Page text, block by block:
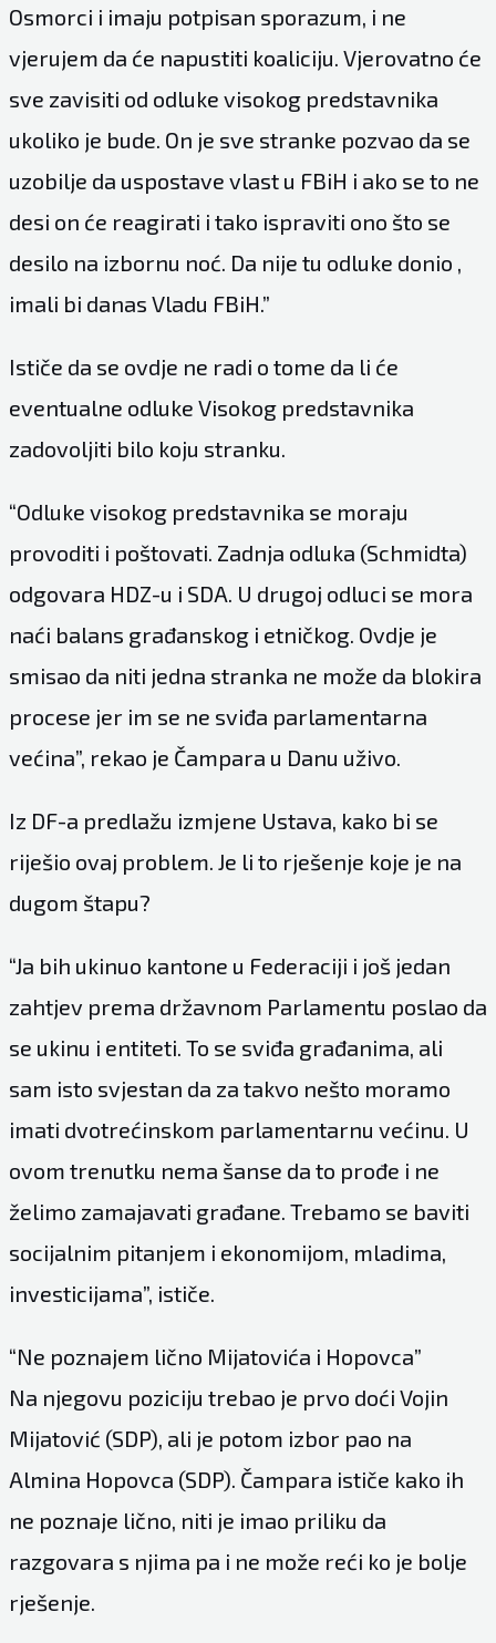
Osmorci i imaju potpisan sporazum, i ne
vjerujem da će napustiti koaliciju. Vjerovatno će
sve zavisiti od odluke visokog predstavnika
ukoliko je bude. On je sve stranke pozvao da se
uzobilje da uspostave vlast u FBiH i ako se to ne
desi on će reagirati i tako ispraviti ono što se
desilo na izbornu noć. Da nije tu odluke donio ,
imali bi danas Vladu FBiH.”
Ističe da se ovdje ne radi o tome da li će
eventualne odluke Visokog predstavnika
zadovoljiti bilo koju stranku.
“Odluke visokog predstavnika se moraju
provoditi i poštovati. Zadnja odluka (Schmidta)
odgovara HDZ-u i SDA. U drugoj odluci se mora
naći balans građanskog i etničkog. Ovdje je
smisao da niti jedna stranka ne može da blokira
procese jer im se ne sviđa parlamentarna
većina”, rekao je Čampara u Danu uživo.
Iz DF-a predlažu izmjene Ustava, kako bi se
riješio ovaj problem. Je li to rješenje koje je na
dugom štapu?
“Ja bih ukinuo kantone u Federaciji i još jedan
zahtjev prema državnom Parlamentu poslao da
se ukinu i entiteti. To se sviđa građanima, ali
sam isto svjestan da za takvo nešto moramo
imati dvotrećinskom parlamentarnu većinu. U
ovom trenutku nema šanse da to prođe i ne
želimo zamajavati građane. Trebamo se baviti
socijalnim pitanjem i ekonomijom, mladima,
investicijama”, ističe.
“Ne poznajem lično Mijatovića i Hopovca”
Na njegovu poziciju trebao je prvo doći Vojin
Mijatović (SDP), ali je potom izbor pao na
Almina Hopovca (SDP). Čampara ističe kako ih
ne poznaje lično, niti je imao priliku da
razgovara s njima pa i ne može reći ko je bolje
rješenje.